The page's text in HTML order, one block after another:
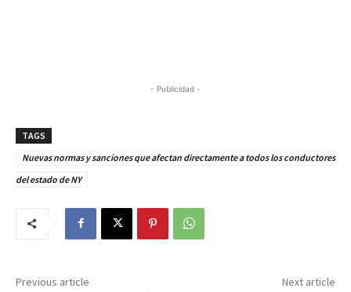
- Publicidad -
TAGS
Nuevas normas y sanciones que afectan directamente a todos los conductores
del estado de NY
Previous article Next article